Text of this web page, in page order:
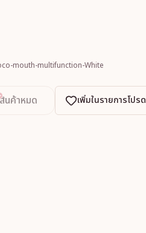
mouth-multifunction-White
สินค้าหมด เพิ่มในรายการโปรด